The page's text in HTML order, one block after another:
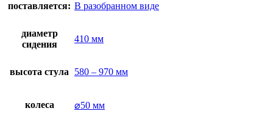
поставляется: В разобранном виде
диаметр
сидения
410 мм
высота стула 580 – 970 мм
колеса ⌀50 мм